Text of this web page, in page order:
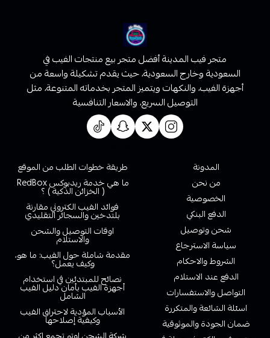
متجر فيب المدينة أفضل متجر بيع منتجات الفيب في
السعودية وخارج السعودية، حيث يقدم تشكيلة واسعة من
أجهزة الفيب، والنكهات ويتميز المتجر بخدماته المتنوعة، مثل
التوصيل السريع، والاسعار التنافسية
المدونة
من نحن
الخصوصية
الدفع البنكي
شحن وتوصيل
سياسة الاسترجاع
الشروط والاحكام
الدفع عند الاستلام
التواصل والاستفسارات
اسئلة الشائعة والمتكررة
ضمان الجودة والموثوقية
طريقة خطوات الطلب من الموقع
ما هي خدمة ريدبوكس RedBox
( الخزائن الذكية ) ؟
فوائد الفيب الكتروني مقارنة
بلتدخين والسجائر التقليدي
اوقات التوصيل والشحن
والاستلام
مقدمة شاملة حول الفيب: ما هو،
وكيف يعمل؟
نصائح للمبتدئين في استخدام
أجهزة الفيب بأمان دليل الفيب
الشامل
الأسباب المؤدية لاحتراق الفيب
وكيفية إصلاحها